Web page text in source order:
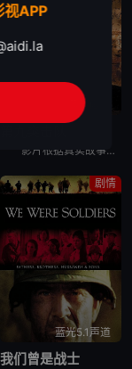
蓝光画质
影片根据真实故事改编，以苏联入侵阿富汗事件为背景。1987年到1989年期间，阿富汗战场异常惨烈。由于穆斯林的强烈抵抗，苏联在阿富汗损兵折将，死伤无数。 &nbsp; &nbsp; &nbsp;
剧情
蓝光5.1声道
我们曾是战士
视APP